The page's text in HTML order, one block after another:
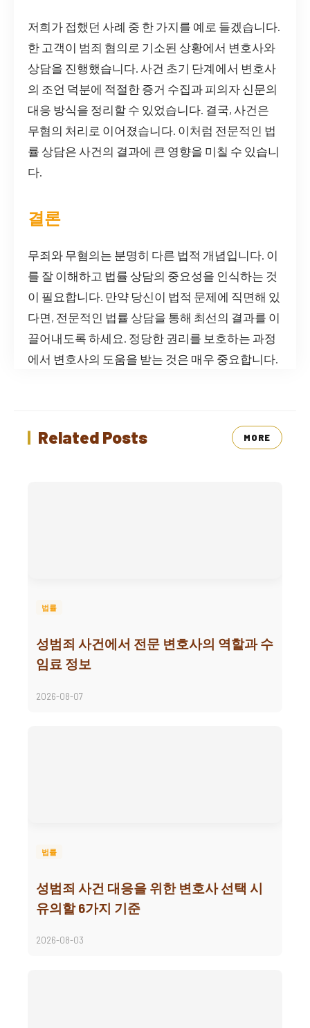
저희가 접했던 사례 중 한 가지를 예로 들겠습니다.
한 고객이 범죄 혐의로 기소된 상황에서 변호사와
상담을 진행했습니다. 사건 초기 단계에서 변호사
의 조언 덕분에 적절한 증거 수집과 피의자 신문의
대응 방식을 정리할 수 있었습니다. 결국, 사건은
무혐의 처리로 이어졌습니다. 이처럼 전문적인 법
률 상담은 사건의 결과에 큰 영향을 미칠 수 있습니
다.
결론
무죄와 무혐의는 분명히 다른 법적 개념입니다. 이
를 잘 이해하고 법률 상담의 중요성을 인식하는 것
이 필요합니다. 만약 당신이 법적 문제에 직면해 있
다면, 전문적인 법률 상담을 통해 최선의 결과를 이
끌어내도록 하세요. 정당한 권리를 보호하는 과정
에서 변호사의 도움을 받는 것은 매우 중요합니다.
Related Posts MORE
법률
성범죄 사건에서 전문 변호사의 역할과 수
임료 정보
2026-08-07
법률
성범죄 사건 대응을 위한 변호사 선택 시
유의할 6가지 기준
2026-08-03